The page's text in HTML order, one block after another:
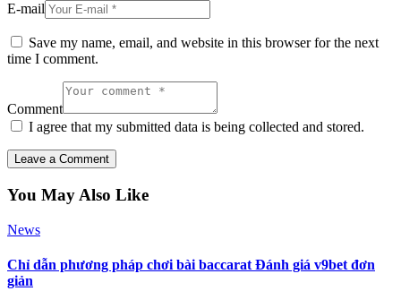
E-mail
Save my name, email, and website in this browser for the next
time I comment.
Comment
I agree that my submitted data is being collected and stored.
You May Also Like
News
Chỉ dẫn phương pháp chơi bài baccarat Đánh giá v9bet đơn
giản